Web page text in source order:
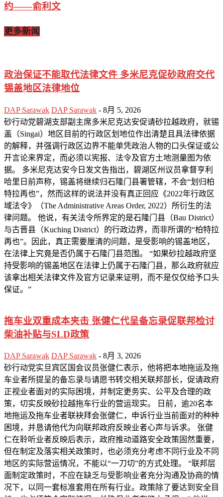
约——俞利文
更多新闻
政治保证不能取代法律文件 多米尼克促砂政府交代
锡盖地区法律地位
DAP Sarawak DAP Sarawak - 8月 5, 2026
砂行动党碧湖支部副主席多米尼克达安促请砂拉越政府，就锡
盖（Singai）地区目前的行政区划地位作出清楚且具法律依据
的解释，并强调行政区边界不能单凭政治人物的口头保证或公
开言论来界定，而必须以宪报、法令及官方土地测量图为依
据。 多米尼克达安今日发文告指出，碧湖区州议员拿督亨利
哈里日前声称，锡盖将继续归石隆门县署管辖，不会“划归柏
特拉再也”，然而这样的说法并没有真正回应《2022年行政区
域法令》（The Administrative Areas Order, 2022）所衍生的法
律问题。 他说，有关法令所界定的是石隆门县（Bau District）
与古晋县（Kuching District）的行政边界，而非所谓的“柏特拉
再也”。因此，真正需要厘清的问题，是受影响的锡盖地区，
在法律上究竟是否仍属于石隆门县范围。 “如果砂拉越政府坚
持受影响的锡盖地区在法律上仍属于石隆门县，那么政府就应
该拿出相关法律文件及官方记录来证明，而不是仅仅给予口头
保证。”
拖车业双重成本夹击 张健仁代呈备忘录促联邦检讨
柴油补贴与SLD政策
DAP Sarawak DAP Sarawak - 8月 3, 2026
砂行动党实旦宾区国会议员张健仁表示，他将把本地拖运及拖
车业者所提呈的备忘录与请愿书转交相关联邦部长，促请政府
正视业者面对的实际困境，并制定更务实、公平及合理的政
策，切实反映砂拉越拖车行业的营运现实。 日前，逾20名本
地拖运及拖车业者联袂拜会张健仁，申诉行业当前面对的种种
困境，并恳请他代为向联邦政府反映业者心声与诉求。 张健
仁在聆听业者反映后表示，政府推动道路安全政策固然重要，
但在制定及落实相关政策时，也必须充分考虑不同行业及不同
地区的实际营运情况，不能以“一刀切”的方式处理。 “联邦层
面制定政策时，不应在缺乏与受影响业者充分沟通及协商的情
况下，以同一套标准套用在所有行业。政策除了要达到安全目